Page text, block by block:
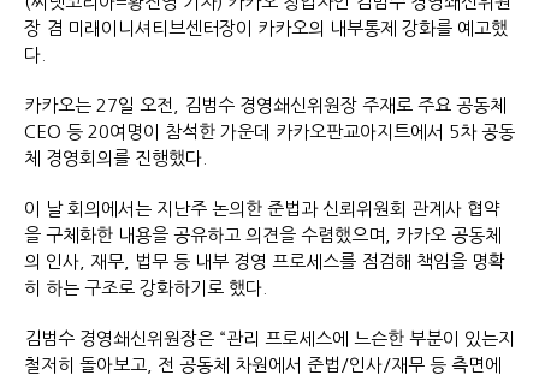
장 겸 미래이니셔티브센터장이 카카오의 내부통제 강화를 예고했
다.
카카오는 27일 오전, 김범수 경영쇄신위원장 주재로 주요 공동체
CEO 등 20여명이 참석한 가운데 카카오판교아지트에서 5차 공동
체 경영회의를 진행했다.
이 날 회의에서는 지난주 논의한 준법과 신뢰위원회 관계사 협약
을 구체화한 내용을 공유하고 의견을 수렴했으며, 카카오 공동체
의 인사, 재무, 법무 등 내부 경영 프로세스를 점검해 책임을 명확
히 하는 구조로 강화하기로 했다.
김범수 경영쇄신위원장은 “관리 프로세스에 느슨한 부분이 있는지
철저히 돌아보고, 전 공동체 차원에서 준법/인사/재무 등 측면에